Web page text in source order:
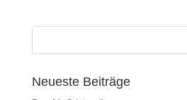
Neueste Beiträge